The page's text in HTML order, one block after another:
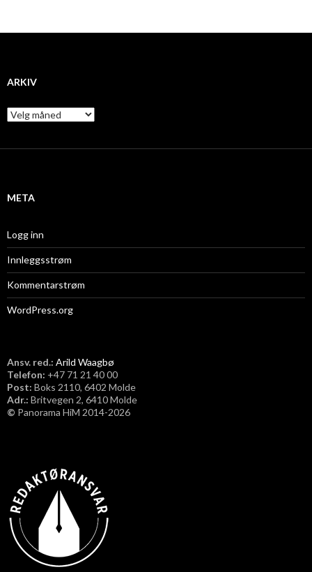
ARKIV
A
r
i
META
Logg inn
Innleggsstrøm
Kommentarstrøm
WordPress.org
Ansv. red.: Arild Waagbø
Telefon: ​+47 71 21 40 00
Post: Boks 2110, 6402 Molde
Adr.: Britvegen 2, 6410 Molde
© Panorama HiM 2014-2026